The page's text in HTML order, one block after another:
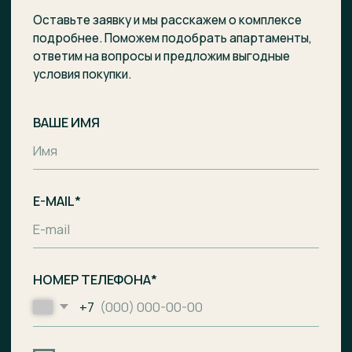
Отправить заявку
Комплекс апартаментов с гостиницей
ответственностью «Специализированный
Проектное финансирование
предоставил АО «Банк ДОМ.РФ».